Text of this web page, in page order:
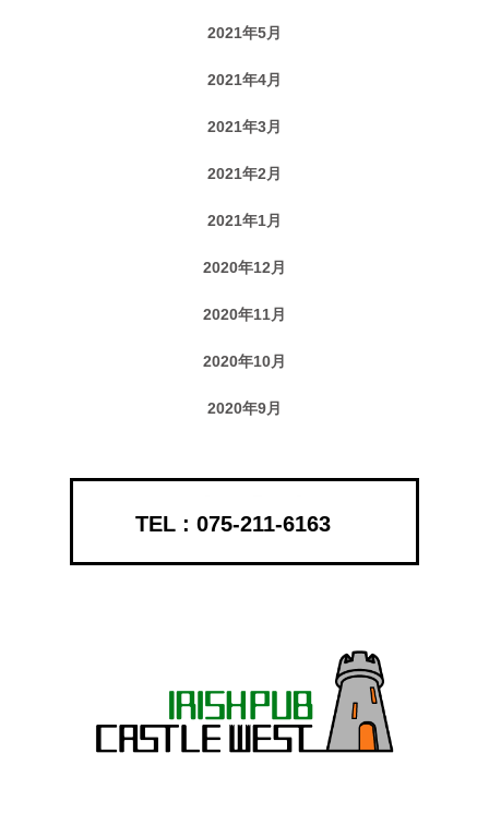
2021年5月
2021年4月
2021年3月
2021年2月
2021年1月
2020年12月
2020年11月
2020年10月
2020年9月
075-211-6163